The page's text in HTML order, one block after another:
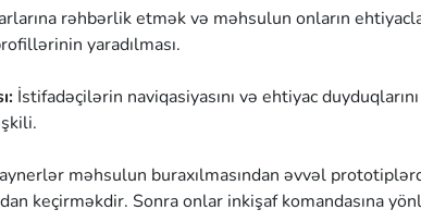
rəhbərlik etmək və məhsulun onların
yaradılması.
İstifadəçilərin naviqasiyasını və ehtiyac
məhsulun buraxılmasından əvvəl
keçirməkdir. Sonra onlar inkişaf komandasına